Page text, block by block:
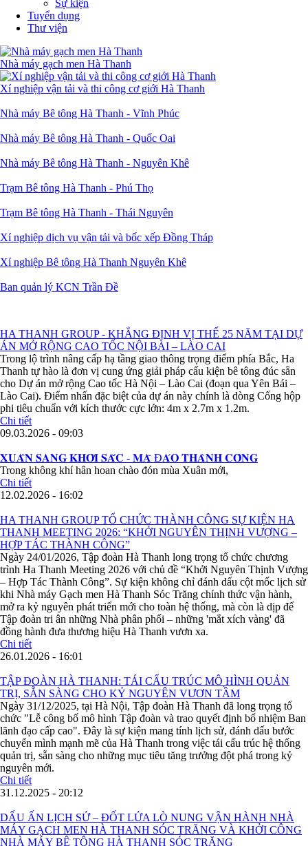
Sự kiện
Tuyển dụng
Thư viện
Nhà máy gạch men Hà Thanh
Xí nghiệp vận tải và thi công cơ giới Hà Thanh
Nhà máy Bê tông Hà Thanh - Vĩnh Phúc
Nhà máy Bê tông Hà Thanh - Quốc Oai
Nhà máy Bê tông Hà Thanh - Nguyên Khê
Trạm Bê tông Hà Thanh - Phú Thọ
Trạm Bê tông Hà Thanh - Thái Nguyên
Xí nghiệp dịch vụ vận tải và bốc xếp Đồng Tháp
Xí nghiệp Bê tông Hà Thanh Nguyên Khê
Ban quản lý KCN Trần Đề
HA THANH GROUP - KHẲNG ĐỊNH VỊ THẾ 25 NĂM TẠI DỰ
ÁN MỞ RỘNG CAO TỐC NỘI BÀI – LÀO CAI
Trong lộ trình nâng cấp hạ tầng giao thông trọng điểm phía Bắc, Ha
Thanh tự hào là đơn vị cung ứng giải pháp cấu kiện bê tông đúc sẵn
cho Dự án mở rộng Cao tốc Hà Nội – Lào Cai (đoạn qua Yên Bái –
Lào Cai). Điểm nhấn đặc biệt của dự án này chính là dòng Cống hộp
phi tiêu chuẩn với kích thước cực lớn: 4m x 2.7m x 1.2m.
Chi tiết
09.03.2026 - 09:03
𝐗𝐔𝐀̂𝐍 𝐒𝐀𝐍𝐆 𝐊𝐇𝐎̛̉𝐈 𝐒𝐀̆́𝐂 - 𝐌𝐀̃ Đ𝐀́𝐎 𝐓𝐇𝐀̀𝐍𝐇 𝐂𝐎̂𝐍𝐆
Trong không khí hân hoan chào đón mùa Xuân mới,
Chi tiết
12.02.2026 - 16:02
HA THANH GROUP TỔ CHỨC THÀNH CÔNG SỰ KIỆN HA
THANH MEETING 2026: “KHỞI NGUYÊN THỊNH VƯỢNG –
HỢP TÁC THÀNH CÔNG”
Ngày 24/01/2026, Tập đoàn Hà Thanh long trọng tổ chức chương
trình Ha Thanh Meeting 2026 với chủ đề “Khởi Nguyên Thịnh Vượng
– Hợp Tác Thành Công”. Sự kiện không chỉ đánh dấu cột mốc lịch sử
khi Nhà máy Gạch men Hà Thanh Sóc Trăng chính thức vận hành,
mở ra kỷ nguyên phát triển mới cho toàn hệ thống, mà còn là dịp để
Tập đoàn tri ân những Nhà phân phối – những 'mắt xích vàng' đã
đồng hành đưa thương hiệu Hà Thanh vươn xa.
Chi tiết
26.01.2026 - 16:01
TẬP ĐOÀN HÀ THANH: TÁI CẤU TRÚC MÔ HÌNH QUẢN
TRỊ, SẴN SÀNG CHO KỶ NGUYÊN VƯƠN TẦM
Ngày 31/12/2025, tại Hà Nội, Tập đoàn Hà Thanh đã long trọng tổ
chức "Lễ công bố mô hình Tập đoàn và trao quyết định bổ nhiệm Ban
lãnh đạo cấp cao". Đây là sự kiện mang tính lịch sử, đánh dấu bước
chuyển mình mạnh mẽ của Hà Thanh trong việc tái cấu trúc hệ thống
quản trị, sẵn sàng cho những mục tiêu tăng trưởng đột phá trong kỷ
nguyên mới.
Chi tiết
31.12.2025 - 20:12
DẤU ẤN LỊCH SỬ – ĐỐT LỬA LÒ NUNG VẬN HÀNH NHÀ
MÁY GẠCH MEN HÀ THANH SÓC TRĂNG VÀ KHỞI CÔNG
NHÀ MÁY BÊ TÔNG HÀ THANH SÓC TRĂNG